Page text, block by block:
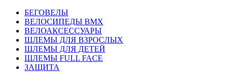
БЕГОВЕЛЫ
ВЕЛОСИПЕДЫ BMX
ВЕЛОАКСЕССУАРЫ
ШЛЕМЫ ДЛЯ ВЗРОСЛЫХ
ШЛЕМЫ ДЛЯ ДЕТЕЙ
ШЛЕМЫ FULL FACE
ЗАЩИТА